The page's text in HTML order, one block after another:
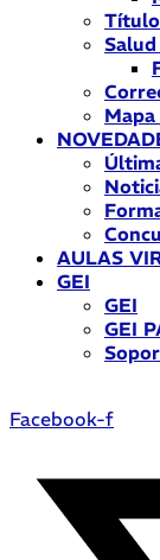
AULAS
GEI
GEI
GEI
Facebook-f